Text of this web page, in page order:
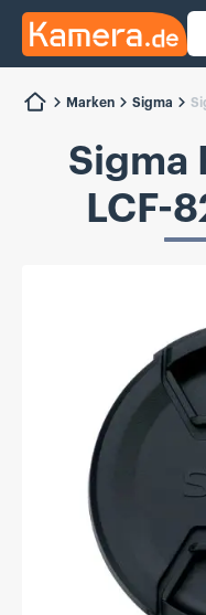
Kamera.de
Marken Sigma
Sigma
LCF-